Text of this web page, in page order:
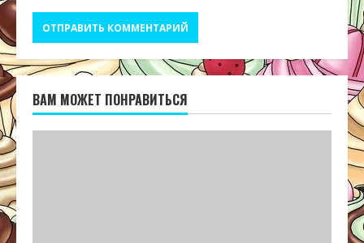
ВАМ МОЖЕТ ПОНРАВИТЬСЯ